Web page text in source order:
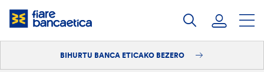
Pasatu
edukia
BIHURTU BANCA ETICAKO BEZERO